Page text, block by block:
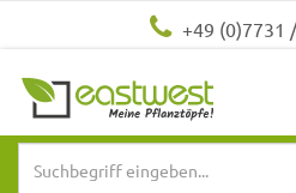
+49 (0)7731